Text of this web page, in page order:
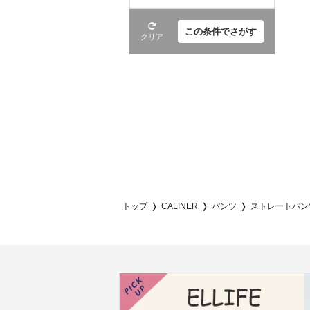
クリア この条件でさがす
トップ CALINER パンツ ストレートパ